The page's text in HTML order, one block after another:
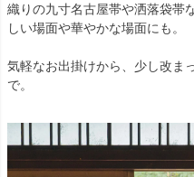
織りの九寸名古屋帯や洒落袋帯
しい場面や華やかな場面にも。
気軽なお出掛けから、少し改ま
で。